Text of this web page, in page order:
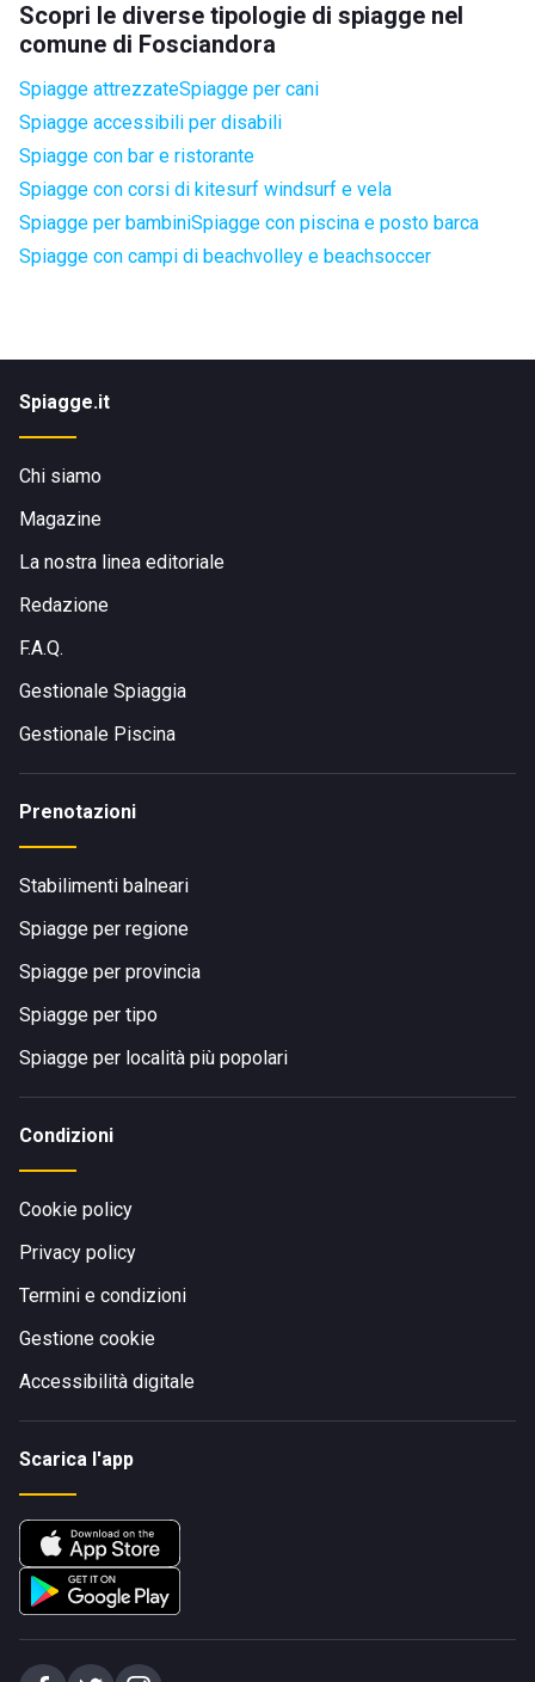
Scopri le diverse tipologie di spiagge nel
comune di Fosciandora
Spiagge attrezzateSpiagge per cani
Spiagge accessibili per disabili
Spiagge con bar e ristorante
Spiagge con corsi di kitesurf windsurf e vela
Spiagge per bambiniSpiagge con piscina e posto barca
Spiagge con campi di beachvolley e beachsoccer
Spiagge.it
Chi siamo
Magazine
La nostra linea editoriale
Redazione
F.A.Q.
Gestionale Spiaggia
Gestionale Piscina
Prenotazioni
Stabilimenti balneari
Spiagge per regione
Spiagge per provincia
Spiagge per tipo
Spiagge per località più popolari
Condizioni
Cookie policy
Privacy policy
Termini e condizioni
Gestione cookie
Accessibilità digitale
Scarica l'app